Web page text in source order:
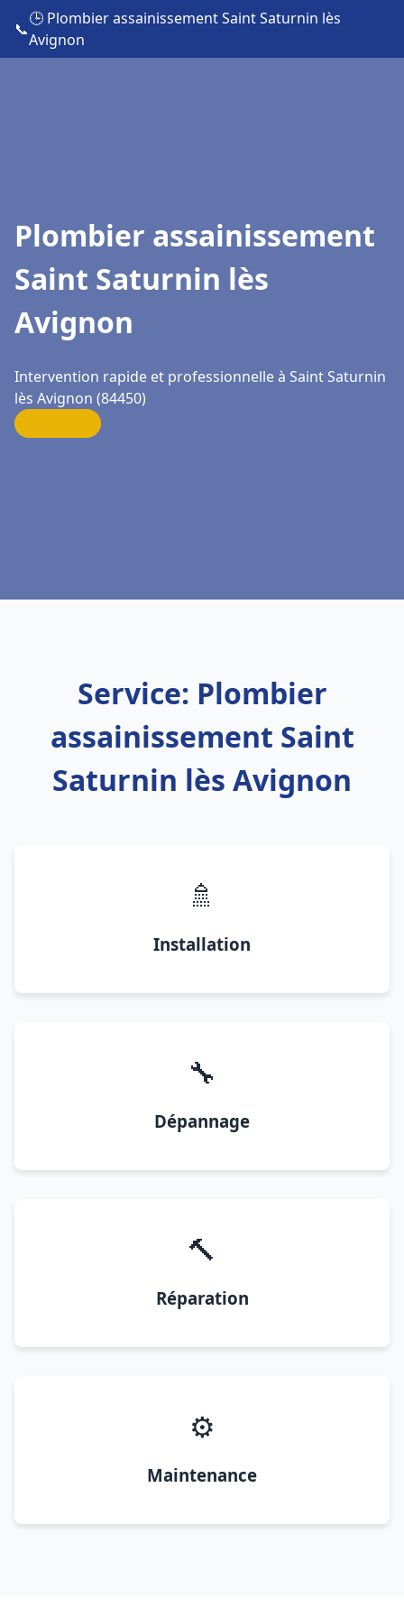
📞
🕒 Plombier assainissement Saint Saturnin lès
Avignon
Plombier assainissement
Saint Saturnin lès
Avignon
Intervention rapide et professionnelle à Saint Saturnin
lès Avignon (84450)
Service: Plombier
assainissement Saint
Saturnin lès Avignon
🚿
Installation
🔧
Dépannage
🔨
Réparation
⚙️
Maintenance